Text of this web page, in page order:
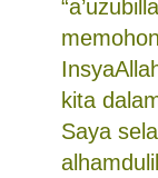
kita
Saya